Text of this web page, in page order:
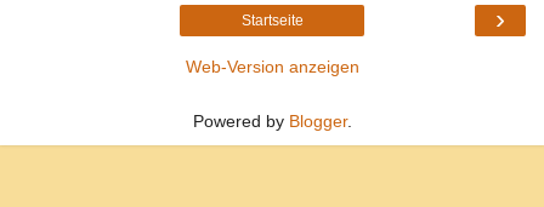
›
Startseite
Web-Version anzeigen
Powered by Blogger.